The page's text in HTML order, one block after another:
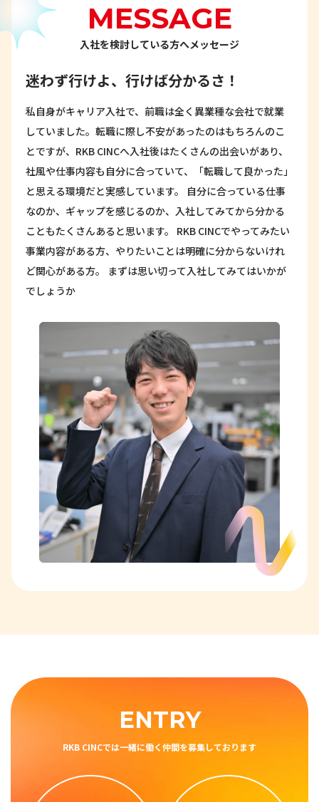
MESSAGE
入社を検討している方へメッセージ
迷わず行けよ、行けば分かるさ！
私自身がキャリア入社で、前職は全く異業種な会社で就業
していました。転職に際し不安があったのはもちろんのこ
とですが、RKB CINCへ入社後はたくさんの出会いがあり、
社風や仕事内容も自分に合っていて、「転職して良かった」
と思える環境だと実感しています。 自分に合っている仕事
なのか、ギャップを感じるのか、入社してみてから分かる
こともたくさんあると思います。 RKB CINCでやってみたい
事業内容がある方、やりたいことは明確に分からないけれ
ど関心がある方。 まずは思い切って入社してみてはいかが
でしょうか
ENTRY
RKB CINCでは⼀緒に働く仲間を募集しております